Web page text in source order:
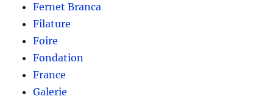
Fernet Branca
Filature
Foire
Fondation
France
Galerie